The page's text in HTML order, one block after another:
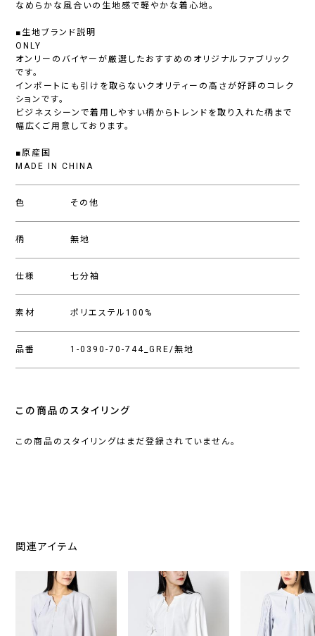
なめらかな風合いの生地感で軽やかな着心地。
■生地ブランド説明
ONLY
オンリーのバイヤーが厳選したおすすめのオリジナルファブリック
です。
インポートにも引けを取らないクオリティーの高さが好評のコレク
ションです。
ビジネスシーンで着用しやすい柄からトレンドを取り入れた柄まで
幅広くご用意しております。
■原産国
MADE IN CHINA
色 その他
柄 無地
仕様 七分袖
素材 ポリエステル100%
品番 1-0390-70-744_GRE/無地
この商品のスタイリング
この商品のスタイリングはまだ登録されていません。
関連アイテム